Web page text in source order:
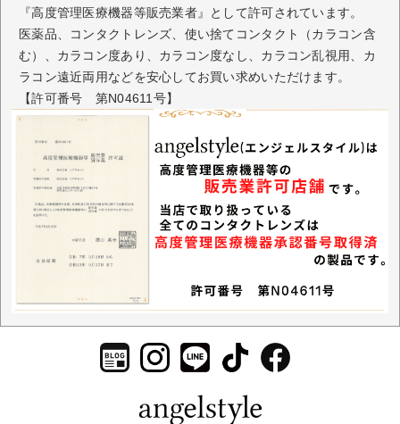
『高度管理医療機器等販売業者』として許可されています。
医薬品、コンタクトレンズ、使い捨てコンタクト（カラコン含
む）、カラコン度あり、カラコン度なし、カラコン乱視用、カ
ラコン遠近両用などを安心してお買い求めいただけます。
【許可番号 第N04611号】